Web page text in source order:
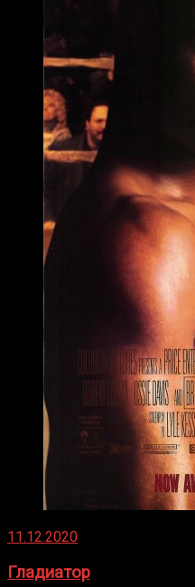
11.12.2020
Гладиатор